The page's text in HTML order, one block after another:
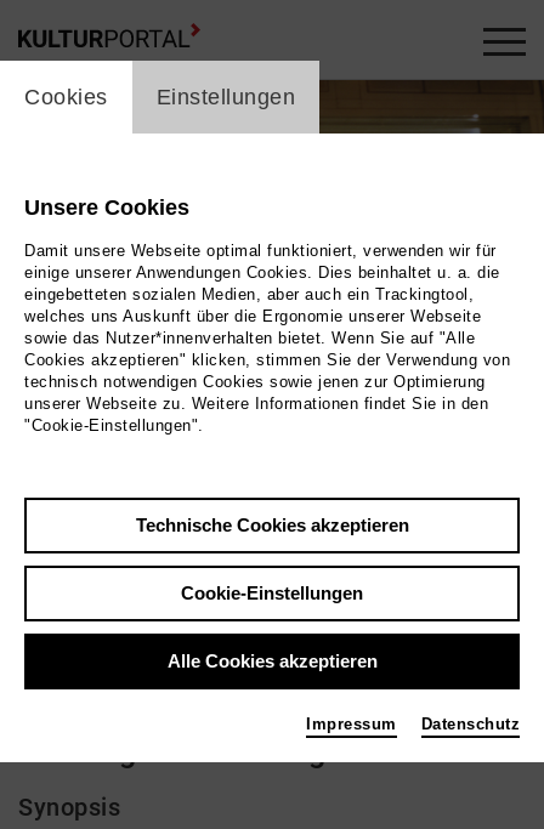
Play
Zurück|Übersicht
Film Info
Deutschland 1996 | 53 min.
Regie: Uli Aumüller
Video VoD / live
Synopsis
cookie_layer
Cookies Einstellungen
Unsere Cookies
Damit unsere Webseite optimal funktioniert, verwenden wir für
einige unserer Anwendungen Cookies. Dies beinhaltet u. a. die
eingebetteten sozialen Medien, aber auch ein Trackingtool,
welches uns Auskunft über die Ergonomie unserer Webseite
sowie das Nutzer*innenverhalten bietet. Wenn Sie auf "Alle
Cookies akzeptieren" klicken, stimmen Sie der Verwendung von
technisch notwendigen Cookies sowie jenen zur Optimierung
unserer Webseite zu. Weitere Informationen findet Sie in den
"Cookie-Einstellungen".
Technische Cookies akzeptieren
Cookie-Einstellungen
Alle Cookies akzeptieren
Impressum Datenschutz